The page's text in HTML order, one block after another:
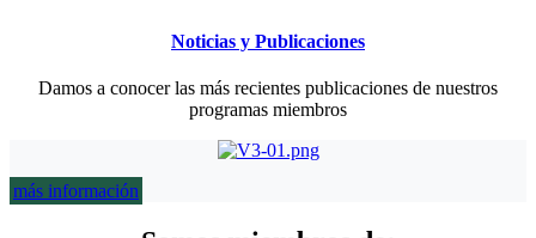
Noticias y Publicaciones
Damos a conocer las más recientes publicaciones de nuestros
programas miembros
más información